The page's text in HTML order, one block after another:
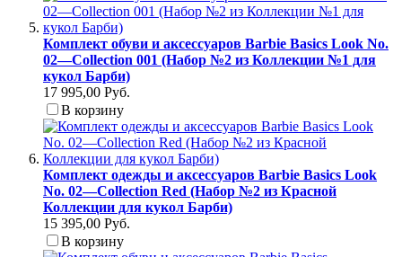
Комплект обуви и аксессуаров Barbie Basics Look No.
02—Collection 001 (Набор №2 из Коллекции №1 для
кукол Барби)
17 995,00 Руб.
В корзину
Комплект одежды и аксессуаров Barbie Basics Look
No. 02—Collection Red (Набор №2 из Красной
Коллекции для кукол Барби)
15 395,00 Руб.
В корзину